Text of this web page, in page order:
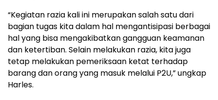
“Kegiatan razia kali ini merupakan salah satu dari
bagian tugas kita dalam hal mengantisipasi berbagai
hal yang bisa mengakibatkan gangguan keamanan
dan ketertiban. Selain melakukan razia, kita juga
tetap melakukan pemeriksaan ketat terhadap
barang dan orang yang masuk melalui P2U,” ungkap
Harles.